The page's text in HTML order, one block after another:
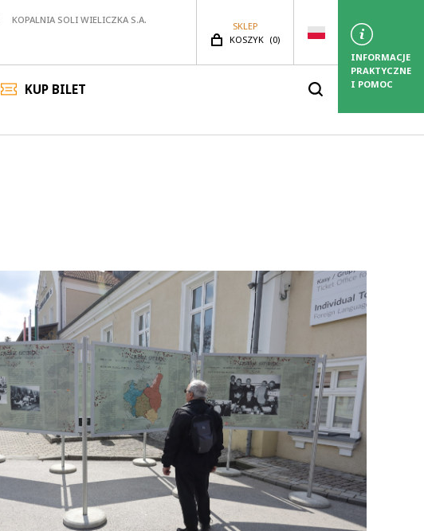
KOPALNIA SOLI WIELICZKA S.A.
SKLEP
KOSZYK (LICZBA PRODUKTÓW:
0)
KUP BILET
INFORMACJE
PRAKTYCZNE
I POMOC